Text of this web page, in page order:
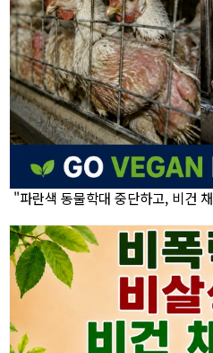
"파란색 동물학대 중단하고, 비건